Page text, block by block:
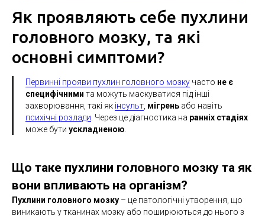
Як проявляють себе пухлини
головного мозку, та які
основні симптоми?
Первинні прояви пухлин головного мозку часто не є
специфічними та можуть маскуватися під інші
захворювання, такі як інсульт мігрень або навіть
психічні розлади . Через це діагностика на ранніх стадіях
може бути ускладненою
Що таке пухлини головного мозку та як
вони впливають на організм?
Пухлини головного мозку – це патологічні утворення, що
виникають у тканинах мозку або поширюються до нього з